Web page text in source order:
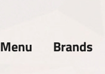
Menu Brands